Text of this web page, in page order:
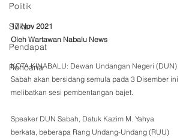
Politik
Sukan
Pendapat
Rencana
17 Nov 2021
Oleh Wartawan Nabalu News
KOTA KINABALU: Dewan Undangan Negeri (DUN)
Sabah akan bersidang semula pada 3 Disember ini
melibatkan sesi pembentangan bajet.
Speaker DUN Sabah, Datuk Kazim M. Yahya
berkata, beberapa Rang Undang-Undang (RUU)